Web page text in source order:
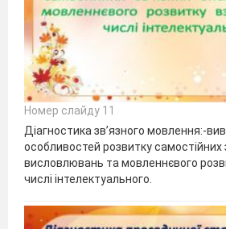
Номер слайду 11
Діагностика зв’язного мовлення:-
особливостей розвитку самостійних
висловлювань та мовленнєвого
числі інтелектуального.